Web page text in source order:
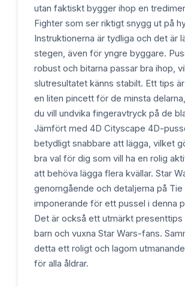
utan faktiskt bygger ihop en
Fighter som ser riktigt snygg ut på
Instruktionerna är tydliga och det är
stegen, även för yngre byggare.
robust och bitarna passar bra ihop,
slutresultatet känns stabilt. Ett tips
en liten pincett för de minsta
du vill undvika fingeravtryck på de
Jämfört med 4D Cityscape 4D-
betydligt snabbare att lägga, vilket
bra val för dig som vill ha en rolig
att behöva lägga flera kvällar. Star
genomgående och detaljerna på Tie
imponerande för ett pussel i denna
Det är också ett utmärkt
barn och vuxna Star Wars-fans.
detta ett roligt och lagom
för alla åldrar.